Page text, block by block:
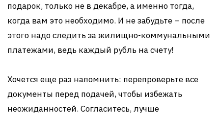
подарок, только не в декабре, а именно тогда,
когда вам это необходимо. И не забудьте – после
этого надо следить за жилищно-коммунальными
платежами, ведь каждый рубль на счету!
Хочется еще раз напомнить: перепроверьте все
документы перед подачей, чтобы избежать
неожиданностей. Согласитесь, лучше